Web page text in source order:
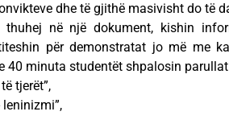
dhe të gjithë masivisht do të
thuhej në një dokument, kishin
për demonstratat jo më me
40 minuta studentët shpalosin
tjerët”,